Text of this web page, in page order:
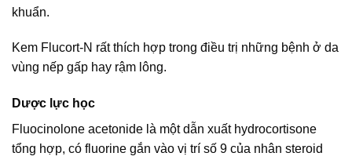
khuẩn.
Kem Flucort-N rất thích hợp trong điều trị những bệnh ở da
vùng nếp gấp hay rậm lông.
Dược lực học
Fluocinolone acetonide là một dẫn xuất hydrocortisone
tổng hợp, có fluorine gắn vào vị trí số 9 của nhân steroid